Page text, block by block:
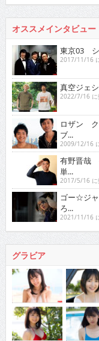
オススメインタビュー
東京03 シ
2017/11/16
真空ジェ
2022/7/16 に
ロザン ク
ブ...
2009/12/16
有野晋哉
単...
2017/5/16 に
ゴー☆ジ
ろ...
2021/11/16
グラビア